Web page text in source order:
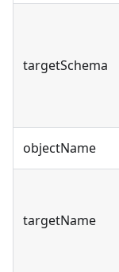
targetSchema
objectName
targetName